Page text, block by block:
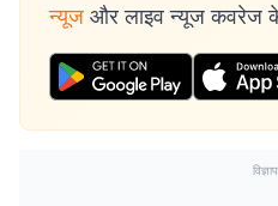
न्यूज और लाइव न्यूज कवरेज